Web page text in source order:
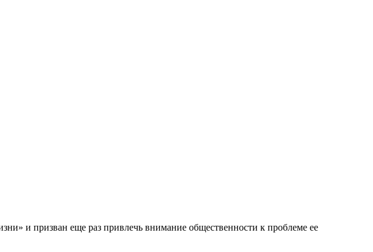
и призван еще раз привлечь внимание общественности к проблеме ее